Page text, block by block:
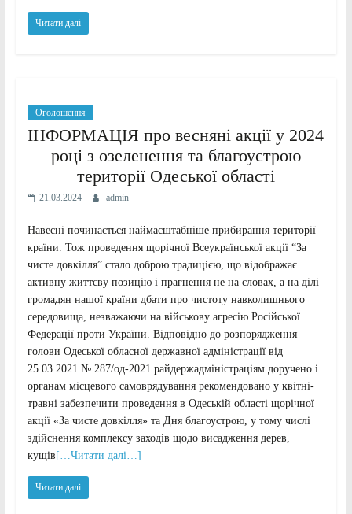
Читати далі
Оголошення
ІНФОРМАЦІЯ про весняні акції у 2024
році з озеленення та благоустрою
території Одеської області
21.03.2024 admin
Навесні починається наймасштабніше прибирання території
країни. Тож проведення щорічної Всеукраїнської акції “За
чисте довкілля” стало доброю традицією, що відображає
активну життєву позицію і прагнення не на словах, а на ділі
громадян нашої країни дбати про чистоту навколишнього
середовища, незважаючи на військову агресію Російської
Федерації проти України. Відповідно до розпорядження
голови Одеської обласної державної адміністрації від
25.03.2021 № 287/од-2021 райдержадміністраціям доручено і
органам місцевого самоврядування рекомендовано у квітні-
травні забезпечити проведення в Одеській області щорічної
акції «За чисте довкілля» та Дня благоустрою, у тому числі
здійснення комплексу заходів щодо висадження дерев,
кущів[…Читати далі…]
Читати далі